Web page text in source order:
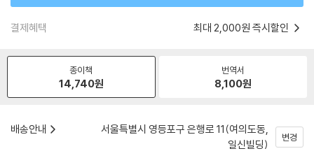
결제혜택 최대 2,000원 즉시할인
종이책
14,740원
번역서
8,100원
배송안내
서울특별시 영등포구 은행로 11(여의도동,
일신빌딩)
변경